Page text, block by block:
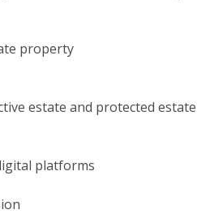
property
estate and protected estate
platforms